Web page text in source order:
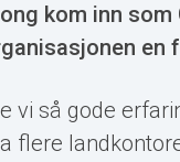
kom inn
vi så gode
flere